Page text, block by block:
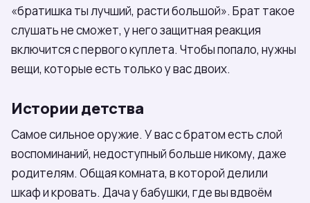
«братишка ты лучший, расти большой». Брат такое
слушать не сможет, у него защитная реакция
включится с первого куплета. Чтобы попало, нужны
вещи, которые есть только у вас двоих.
Истории детства
Самое сильное оружие. У вас с братом есть слой
воспоминаний, недоступный больше никому, даже
родителям. Общая комната, в которой делили
шкаф и кровать. Дача у бабушки, где вы вдвоём